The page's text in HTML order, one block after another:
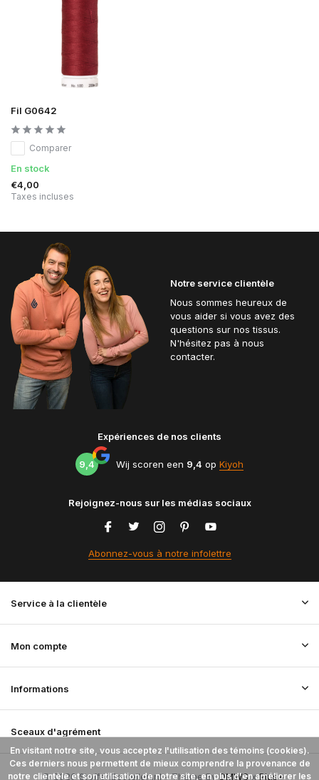
Fil G0642
Comparer
En stock
€4,00
Taxes incluses
Notre service clientèle
Nous sommes heureux de
vous aider si vous avez des
questions sur nos tissus.
N'hésitez pas à nous
contacter.
Expériences de nos clients
9,4 Wij scoren een 9,4 op Kiyoh
Rejoignez-nous sur les médias sociaux
Abonnez-vous à notre infolettre
Service à la clientèle
Mon compte
Informations
Sceaux d'agrément
© 2026 StoffenBestellen.nl - Theme ByDMWSxPlus+
En visitant notre site, vous acceptez l'utilisation des témoins (cookies).
Ces derniers nous permettent de mieux comprendre la provenance de
notre clientèle et son utilisation de notre site, en plus d'en améliorer les